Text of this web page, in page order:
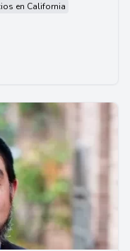
en California